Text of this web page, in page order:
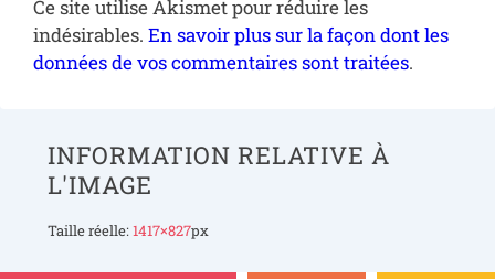
Ce site utilise Akismet pour réduire les
indésirables. En savoir plus sur la façon dont les
données de vos commentaires sont traitées.
INFORMATION RELATIVE À
L'IMAGE
Taille réelle:1417×827px